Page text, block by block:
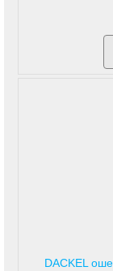
DACKEL